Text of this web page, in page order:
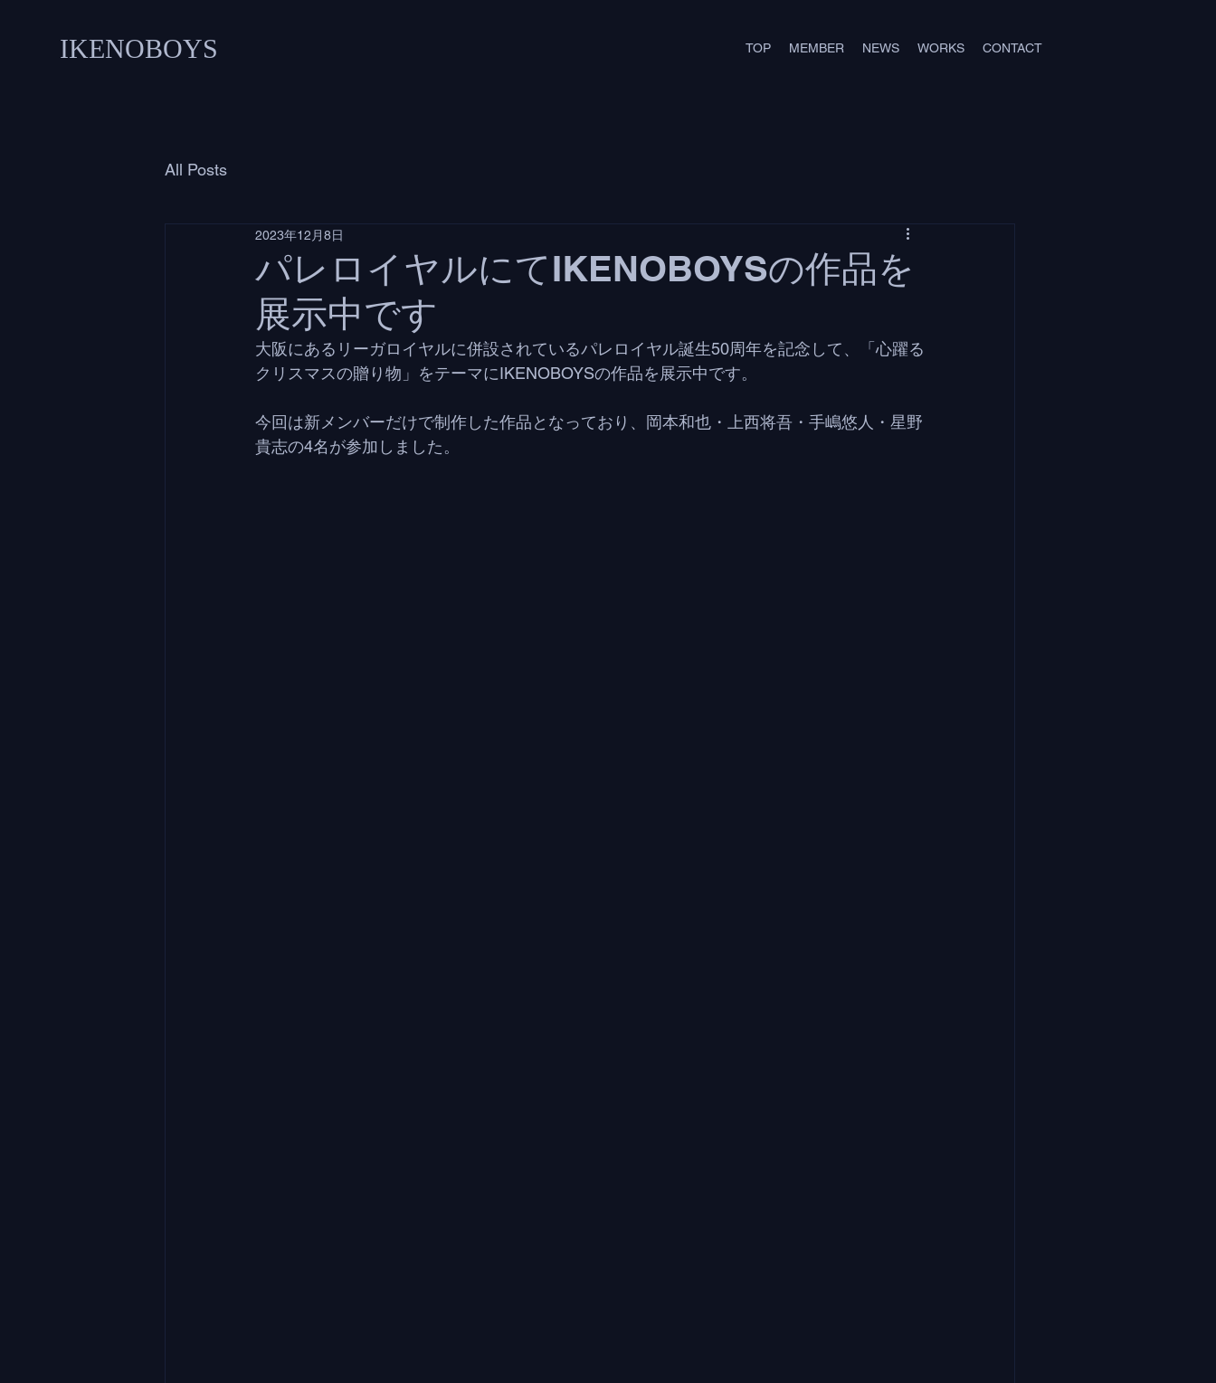
IKENOBOYS TOP MEMBER NEWS WORKS CONTACT
All Posts
パレロイヤルにてIKENOBOYSの作品を
展示中です
2023年12月8日
大阪にあるリーガロイヤルに併設されているパレロイヤル誕生50周年を記念して、「心躍る
クリスマスの贈り物」をテーマにIKENOBOYSの作品を展示中です。
今回は新メンバーだけで制作した作品となっており、岡本和也・上西将吾・手嶋悠人・星野
貴志の4名が参加しました。